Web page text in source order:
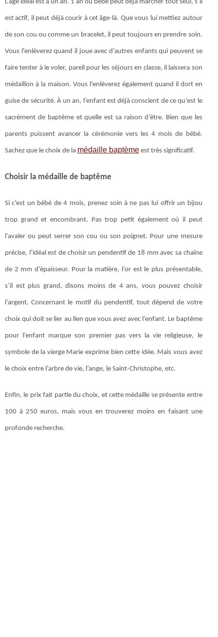
L’âge idéal est à un an. 1 an ou bébé peut déjà marcher tout seul, s’il
est actif, il peut déjà courir à cet âge-là. Que vous lui mettiez autour
de son cou ou comme un bracelet, il peut toujours en prendre soin.
Vous l'enlèverez quand il joue avec d’autres enfants qui peuvent se
faire tenter à le voler, pareil pour les séjours en classe, il laissera son
médaillon à la maison. Vous l'enlèverez également quand il dort en
guise de sécurité. À un an, l’enfant est déjà conscient de ce qu’est le
sacrément de baptême et quelle est sa raison d’être. Bien que les
parents puissent avancer la cérémonie vers les 4 mois de bébé.
Sachez que le choix de la médaille baptème est très significatif.
Choisir la médaille de baptême
Si c’est un bébé de 4 mois, prenez soin à ne pas lui offrir un bijou
trop grand et encombrant. Pas trop petit également où il peut
l’avaler ou peut serrer son cou ou son poignet. Pour une mesure
précise, l’idéal est de choisir un pendentif de 18 mm avec sa chaîne
de 2 mm d’épaisseur. Pour la matière, l’or est le plus présentable,
s’il est plus grand, disons moins de 4 ans, vous pouvez choisir
l’argent. Concernant le motif du pendentif, tout dépend de votre
choix qui doit se lier au lien que vous avez avec l’enfant. Le baptême
pour l’enfant marque son premier pas vers la vie religieuse, le
symbole de la vierge Marie exprime bien cette idée. Mais vous avez
le choix entre l’arbre de vie, l’ange, le Saint-Christophe, etc.
Enfin, le prix fait partie du choix, et cette médaille se présente entre
100 à 250 euros, mais vous en trouverez moins en faisant une
profonde recherche.